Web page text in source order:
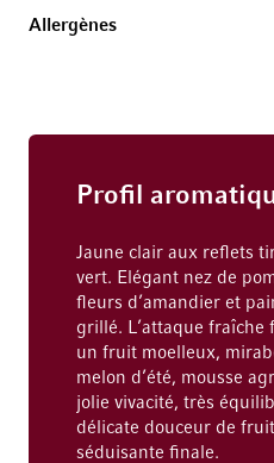
Allergènes
Profil
Jaune clair aux reflets
vert. Elégant nez de
fleurs d’amandier et
grillé. L’attaque fraîche
un fruit moelleux,
melon d’été, mousse
jolie vivacité, très
délicate douceur de
séduisante finale.